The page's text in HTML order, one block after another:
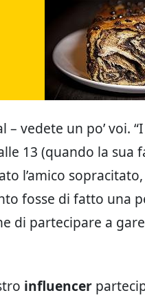
vedete un po’ voi.
13 (quando la sua
l’amico
fosse di fatto una
di partecipare a
influencer